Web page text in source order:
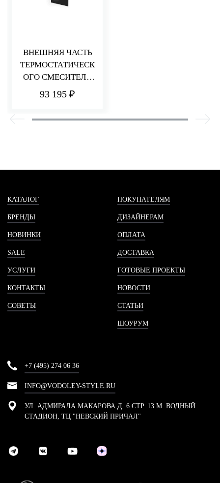
ВНЕШНЯЯ ЧАСТЬ
ТЕРМОСТАТИЧЕСК
ОГО СМЕСИТЕЛЯ
ДЛЯ ДУША НА 3
93 195 ₽
КАТАЛОГ
БРЕНДЫ
НОВИНКИ
SALE
УСЛУГИ
КОНТАКТЫ
СОВЕТЫ
ПОКУПАТЕЛЯМ
ДИЗАЙНЕРАМ
ОПЛАТА
ДОСТАВКА
ГОТОВЫЕ ПРОЕКТЫ
НОВОСТИ
СТАТЬИ
ШОУРУМ
+7 (495) 274 06 36
INFO@VODOLEY-STYLE.RU
УЛ. АДМИРАЛА МАКАРОВА Д. 6 СТР. 13 М. ВОДНЫЙ
СТАДИОН, ТЦ "НЕВСКИЙ ПРИЧАЛ"